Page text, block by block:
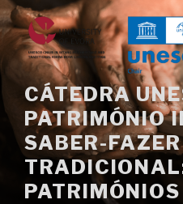
Saltar
para
conteúdo
CÁTEDRA
PATRIMÓNIO
SABER-FAZER
PATRIMÓNIOS